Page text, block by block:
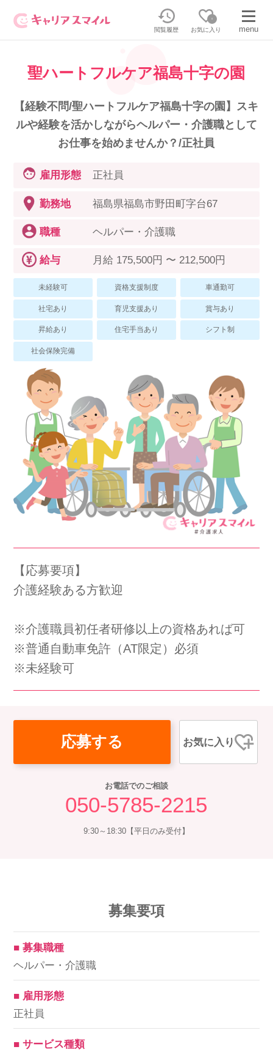
閲覧履歴
0
お気に入り menu
無料相談・お問い合わせはこちら
無料転職相談・お問い合わせの内容を
選択してください
派遣で働く
その他のお問い合わせ
採用担当者様はこちら
正社員・パートの求人を探す
介護のリスキリング
キャリアスマイルとは
スマイルカのsmileコラム
FAQ
紹介会社を使うメリットについて
介護・看護のお仕事について
利用者の声
WEB勤怠
支店連絡先一覧
会社概要
お知らせ 採用担当者様へ
聖ハートフルケア福島十字の園
【経験不問/聖ハートフルケア福島十字の園】スキ
ルや経験を活かしながらヘルパー・介護職として
お仕事を始めませんか？/正社員
雇用形態 正社員
勤務地 福島県福島市野田町字台67
職種 ヘルパー・介護職
給与 月給 175,500円 〜 212,500円
未経験可 資格支援制度 車通勤可
社宅あり 育児支援あり 賞与あり
昇給あり 住宅手当あり シフト制
社会保険完備
【応募要項】
介護経験ある方歓迎
※介護職員初任者研修以上の資格あれば可
※普通自動車免許（AT限定）必須
※未経験可
応募する お気に入り
お電話でのご相談
050-5785-2215
9:30～18:30【平日のみ受付】
募集要項
■ 募集職種
ヘルパー・介護職
■ 雇用形態
正社員
■ サービス種類